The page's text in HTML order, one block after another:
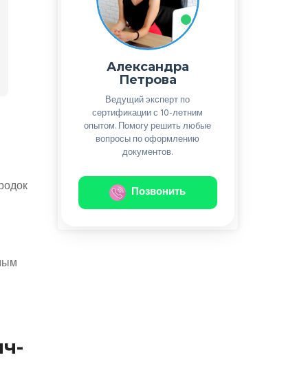
Александра
Петрова
Ведущий эксперт по
сертификации с 10-летним
опытом. Помогу решить любые
вопросы по оформлению
документов.
Позвонить